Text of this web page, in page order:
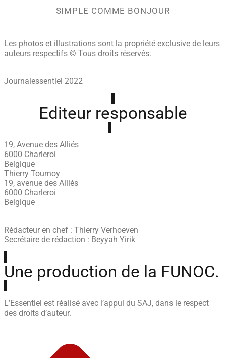
SIMPLE COMME BONJOUR
Les photos et illustrations sont la propriété exclusive de leurs
auteurs respectifs © Tous droits réservés.
Journalessentiel 2022
Editeur responsable
19, Avenue des Alliés
6000 Charleroi
Belgique
Thierry Tournoy
19, avenue des Alliés
6000 Charleroi
Belgique
Rédacteur en chef : Thierry Verhoeven
Secrétaire de rédaction : Beyyah Yirik
Une production de la FUNOC.
L’Essentiel est réalisé avec l’appui du SAJ, dans le respect
des droits d’auteur.